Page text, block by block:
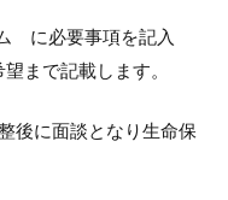
に必要事項を記入
まで記載します。
後に面談となり生命保